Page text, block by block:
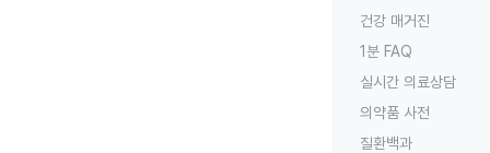
건강 매거진
1분 FAQ
실시간 의료상담
의약품 사전
질환백과